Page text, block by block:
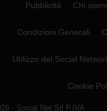
Pubblicità Chi
Condizioni Generali
Utilizzo del Social
Cookie
- Social Net Srl P.IVA